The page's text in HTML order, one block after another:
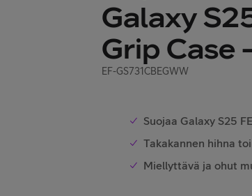
Galaxy
Grip Case
EF-GS731CBEGWW
Suojaa Galaxy S25
Takakannen hihna
Miellyttävä ja ohut